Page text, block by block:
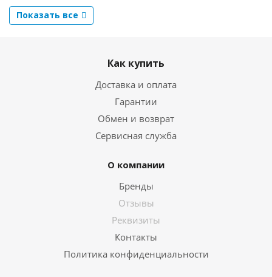
Показать все
Как купить
Доставка и оплата
Гарантии
Обмен и возврат
Сервисная служба
О компании
Бренды
Отзывы
Реквизиты
Контакты
Политика конфиденциальности